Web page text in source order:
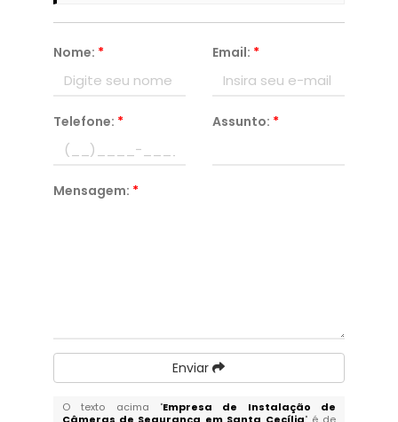
Nome: * Email: *
Telefone: * Assunto: *
Mensagem: *
Enviar
O texto acima "Empresa de Instalação de